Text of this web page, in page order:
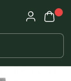
Ouvrir
Mon
vide